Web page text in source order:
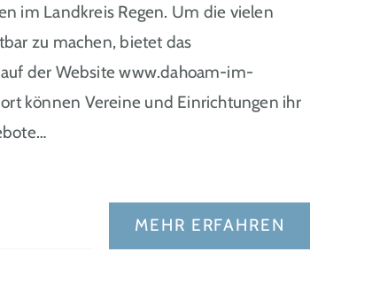
im Landkreis Regen. Um die vielen
zu machen, bietet das
der Website www.dahoam-im-
können Vereine und Einrichtungen ihr
MEHR ERFAHREN